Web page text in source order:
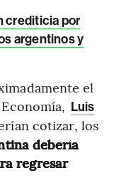
crediticia por
argentinos y
el
Luis
cotizar, los
debería
regresar